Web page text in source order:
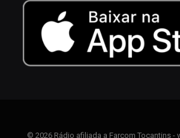
© 2026 Rádio afiliada a Farcom Tocantins -